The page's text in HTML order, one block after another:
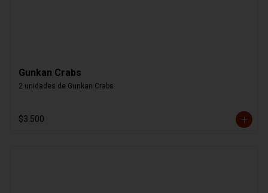
Gunkan Crabs
2 unidades de Gunkan Crabs
$3.500